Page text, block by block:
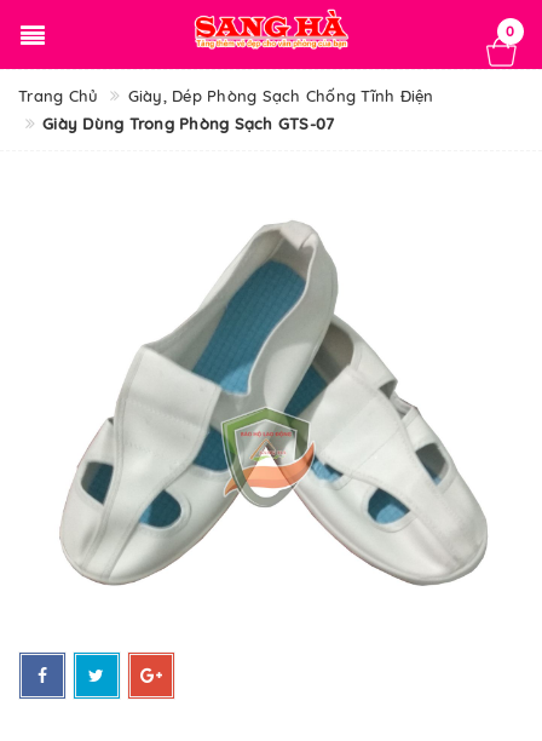
0
Trang Chủ
Giày, Dép Phòng Sạch Chống Tĩnh Điện
Giày Dùng Trong Phòng Sạch GTS-07